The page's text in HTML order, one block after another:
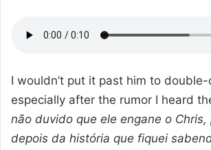
I wouldn’t put it past him to double-
especially after the rumor I heard
não duvido que ele engane o Chris,
depois da história que fiquei